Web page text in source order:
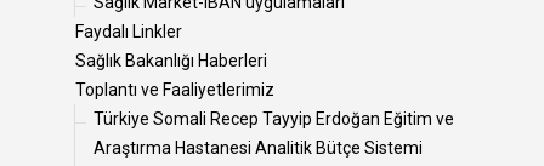
Faydalı Linkler
Sağlık Bakanlığı Haberleri
Toplantı ve Faaliyetlerimiz
Türkiye Somali Recep Tayyip Erdoğan Eğitim ve
Araştırma Hastanesi Analitik Bütçe Sistemi